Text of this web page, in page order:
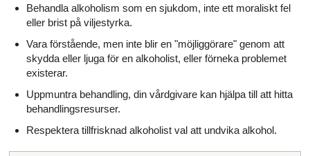
Behandla alkoholism som en sjukdom, inte ett moraliskt fel
eller brist på viljestyrka.
Vara förstående, men inte blir en "möjliggörare" genom att
skydda eller ljuga för en alkoholist, eller förneka problemet
existerar.
Uppmuntra behandling, din vårdgivare kan hjälpa till att hitta
behandlingsresurser.
Respektera tillfrisknad alkoholist val att undvika alkohol.